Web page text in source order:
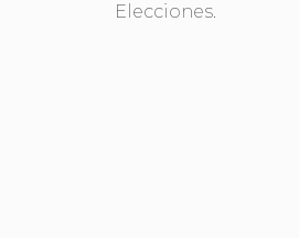
Elecciones.